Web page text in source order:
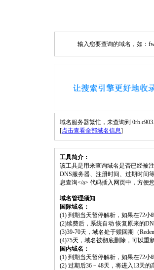
输入您要查询的域名，如：
域名服务器繁忙，未查询到
[点击查看全部域名信息]
工具简介：
该工具是用来查询域名是否已经被
DNS服务器、注册时间、过期时间
息查询</a> 代码插入网页中，方便
域名管理须知
国际域名：
(1) 到期当天暂停解析，如果在72
(2)续费后，系统自动 恢复原来的
(3)39-70天，域名处于赎回期（
(4)75天，域名被彻底删除，可以重
国内域名：
(1) 到期当天暂停解析，如果在72
(2) 过期后36－48天，将进入13天